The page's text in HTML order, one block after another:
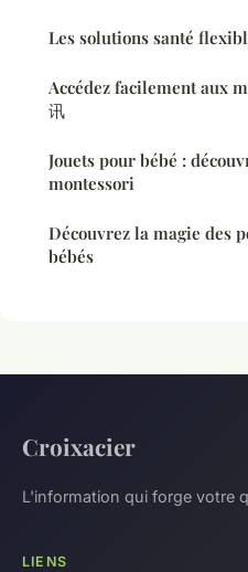
Les solutions santé
Accédez facilement aux
讯
Jouets pour bébé :
montessori
Découvrez la magie des
bébés
Croixacier
L'information qui forge votre
LIENS